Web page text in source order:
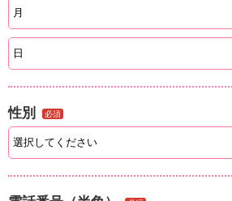
性別 必須